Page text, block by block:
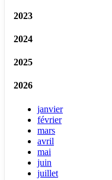
2023
2024
2025
2026
janvier
février
mars
avril
mai
juin
juillet